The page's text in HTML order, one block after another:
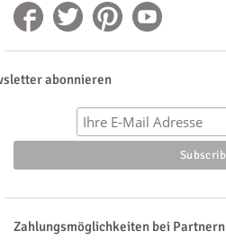
abonnieren
Zahlungsmöglichkeiten bei Partnern